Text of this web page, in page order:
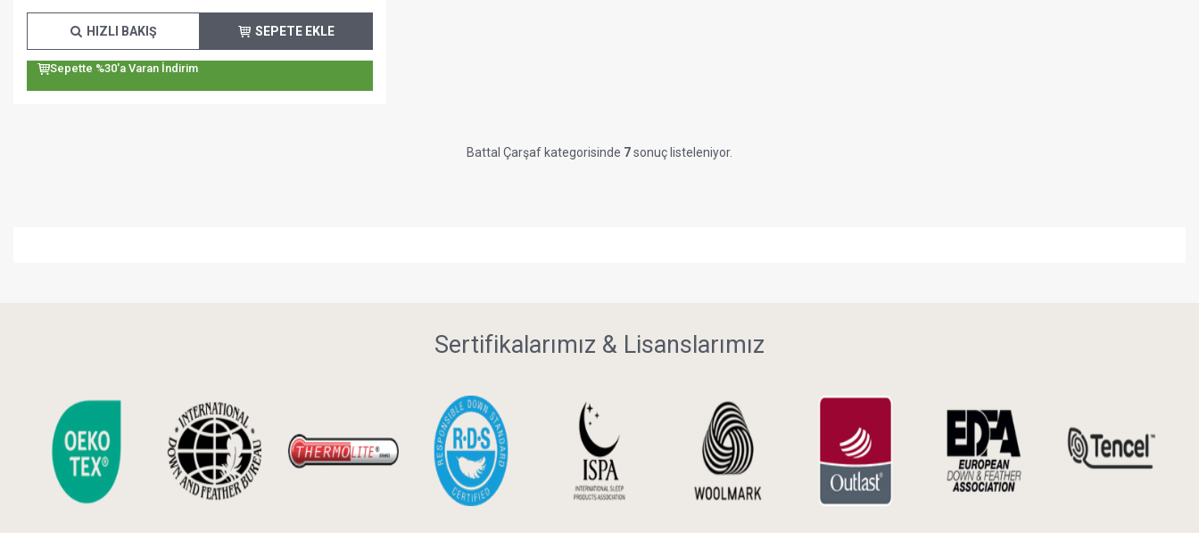
SEPETE EKLE
HIZLI BAKIŞ
Sepette %30'a Varan İndirim
Battal Çarşaf kategorisinde 7sonuç listeleniyor.
Sertifikalarımız & Lisanslarımız